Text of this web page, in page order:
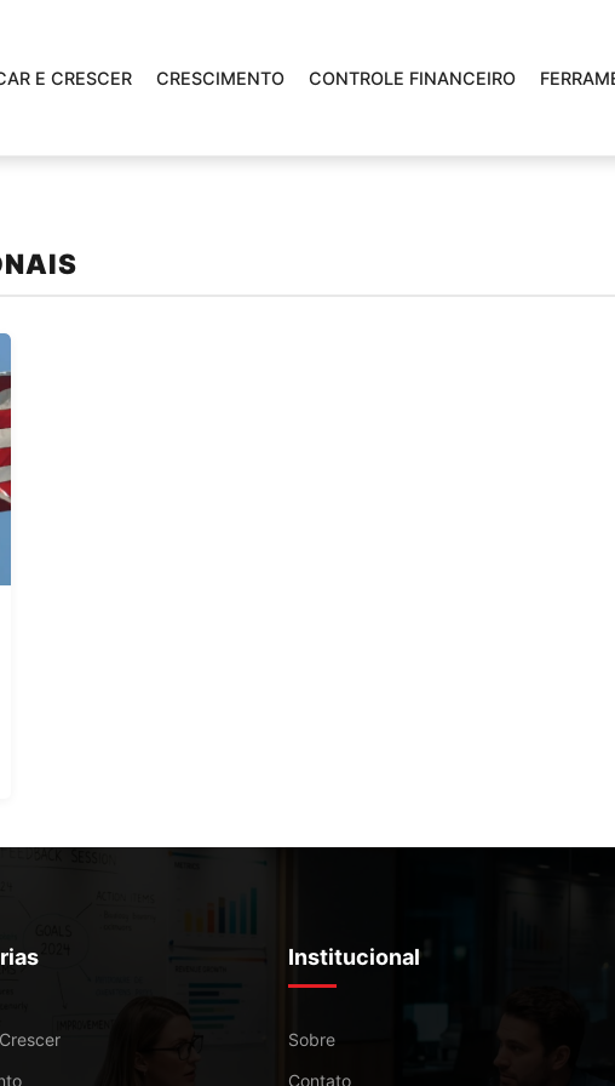
E CRESCER CRESCIMENTO CONTROLE FINANCEIRO
Institucional
Sobre
Contato